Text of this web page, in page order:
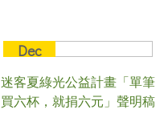
Dec
2019
迷客夏綠光公益計畫「單筆
買六杯，就捐六元」聲明稿